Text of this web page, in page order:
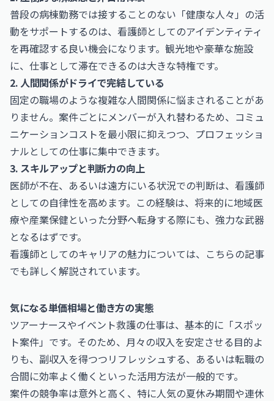
普段の病棟勤務では接することのない「健康な人々」の活
動をサポートするのは、看護師としてのアイデンティティ
を再確認する良い機会になります。観光地や豪華な施設
に、仕事として滞在できるのは大きな特権です。
2. 人間関係がドライで完結している
固定の職場のような複雑な人間関係に悩まされることがあ
りません。案件ごとにメンバーが入れ替わるため、コミュ
ニケーションコストを最小限に抑えつつ、プロフェッショ
ナルとしての仕事に集中できます。
3. スキルアップと判断力の向上
医師が不在、あるいは遠方にいる状況での判断は、看護師
としての自律性を高めます。この経験は、将来的に地域医
療や産業保健といった分野へ転身する際にも、強力な武器
となるはずです。
看護師としてのキャリアの魅力については、こちらの記事
でも詳しく解説されています。
気になる単価相場と働き方の実態
ツアーナースやイベント救護の仕事は、基本的に「スポッ
ト案件」です。そのため、月々の収入を安定させる目的よ
りも、副収入を得つつリフレッシュする、あるいは転職の
合間に効率よく働くといった活用方法が一般的です。
案件の競争率は意外と高く、特に人気の夏休み期間や連休